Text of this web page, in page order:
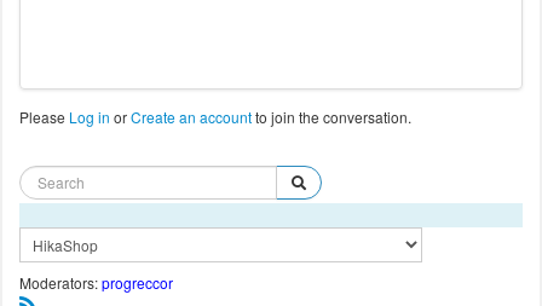
Please Log in orCreate an accountto join the conversation.
Moderators:progreccor